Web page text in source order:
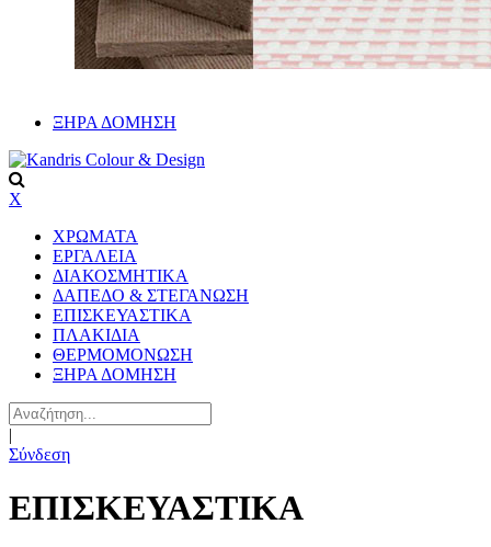
ΞΗΡΑ ΔΟΜΗΣΗ
X
ΧΡΩΜΑΤΑ
ΕΡΓΑΛΕΙΑ
ΔΙΑΚΟΣΜΗΤΙΚΑ
ΔΑΠΕΔΟ & ΣΤΕΓΑΝΩΣΗ
ΕΠΙΣΚΕΥΑΣΤΙΚΑ
ΠΛΑΚΙΔΙA
ΘΕΡΜΟΜΟΝΩΣΗ
ΞΗΡΑ ΔΟΜΗΣΗ
|
Σύνδεση
ΕΠΙΣΚΕΥΑΣΤΙΚΑ